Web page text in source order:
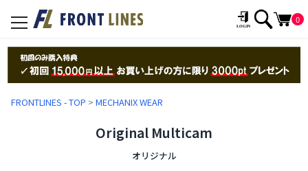
toggle
navigation
0
FRONTLINES - TOP > MECHANIX WEAR
Original Multicam
オリジナル